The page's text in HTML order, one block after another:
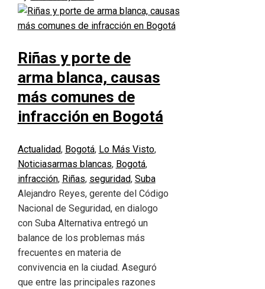
Riñas y porte de
arma blanca, causas
más comunes de
infracción en Bogotá
Actualidad, Bogotá, Lo Más Visto,
Noticiasarmas blancas, Bogotá,
infracción, Riñas, seguridad, Suba
Alejandro Reyes, gerente del Código
Nacional de Seguridad, en dialogo
con Suba Alternativa entregó un
balance de los problemas más
frecuentes en materia de
convivencia en la ciudad. Aseguró
que entre las principales razones